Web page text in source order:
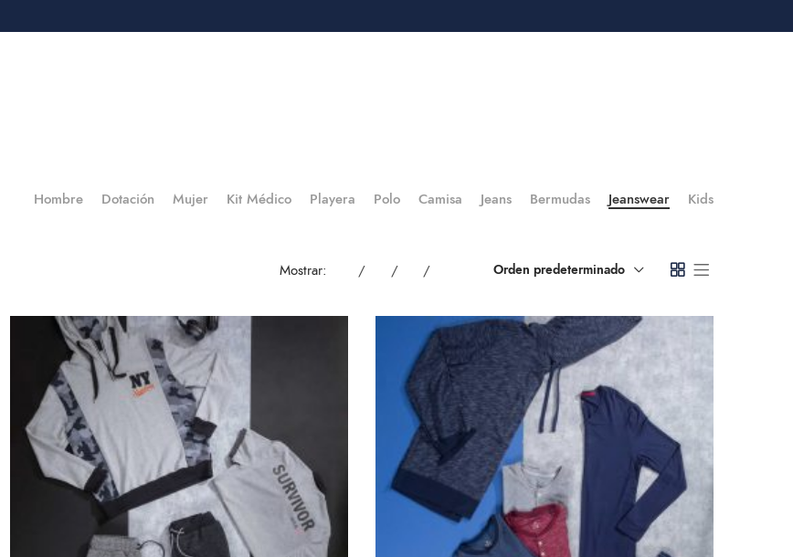
Hombre Dotación Mujer Kit Médico Playera Polo Camisa Jeans Bermudas Jeanswear Kids
Mostrar: Orden predeterminado